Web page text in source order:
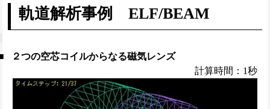
軌道解析事例 ELF/BEAM
２つの空芯コイルからなる磁気レンズ
計算時間：1秒